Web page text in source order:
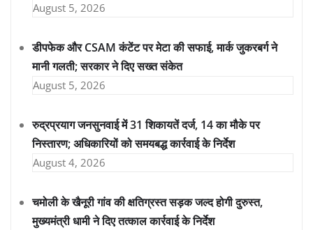
August 5, 2026
डीपफेक और CSAM कंटेंट पर मेटा की सफाई, मार्क जुकरबर्ग ने
मानी गलती; सरकार ने दिए सख्त संकेत
August 5, 2026
रुद्रप्रयाग जनसुनवाई में 31 शिकायतें दर्ज, 14 का मौके पर
निस्तारण; अधिकारियों को समयबद्ध कार्रवाई के निर्देश
August 4, 2026
चमोली के खैनूरी गांव की क्षतिग्रस्त सड़क जल्द होगी दुरुस्त,
मुख्यमंत्री धामी ने दिए तत्काल कार्रवाई के निर्देश